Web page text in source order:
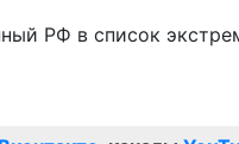
РФ в список